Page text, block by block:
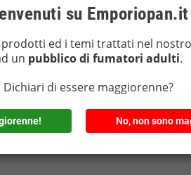
su Emporiopan.it
ed i temi trattati nel
un pubblico di fumatori adulti.
Dichiari di essere maggiorenne?
No, non sono